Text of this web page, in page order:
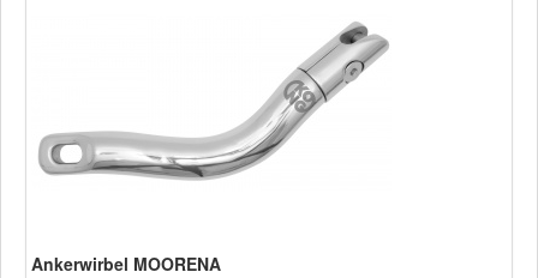
Ankerwirbel MOORENA